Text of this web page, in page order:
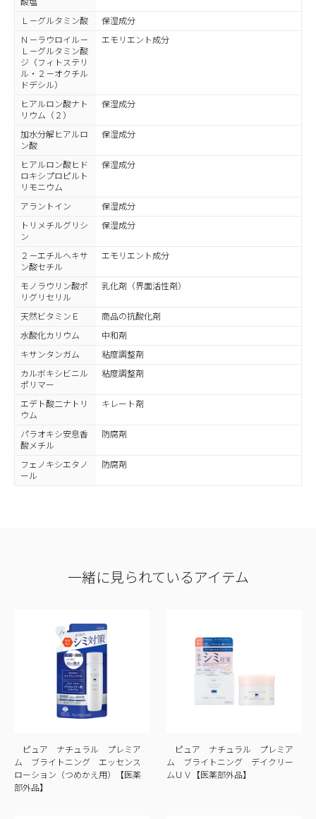
Ｌ－グルタミン酸
保湿成分
Ｎ－ラウロイル－
Ｌ－グルタミン酸
ジ（フィトステリ
ル・２－オクチル
ドデシル）
エモリエント成分
ヒアルロン酸ナト
リウム（２）
保湿成分
加水分解ヒアルロ
ン酸
保湿成分
ヒアルロン酸ヒド
ロキシプロピルト
リモニウム
保湿成分
アラントイン
保湿成分
トリメチルグリシ
ン
保湿成分
２－エチルヘキサ
ン酸セチル
エモリエント成分
モノラウリン酸ポ
リグリセリル
乳化剤（界面活性剤）
天然ビタミンＥ
商品の抗酸化剤
水酸化カリウム
中和剤
キサンタンガム
粘度調整剤
カルボキシビニル
ポリマー
粘度調整剤
エデト酸二ナトリ
ウム
キレート剤
パラオキシ安息香
酸メチル
防腐剤
フェノキシエタノ
ール
防腐剤
一緒に見られているアイテム
ピュア ナチュラル プレミア
ム ブライトニング エッセンス
ローション（つめかえ用）【医薬
部外品】
ピュア ナチュラル プレミア
ム ブライトニング デイクリー
ムＵＶ【医薬部外品】